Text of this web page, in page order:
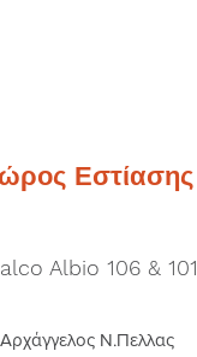
Εστίασης
Albio 106 & 101
Αρχάγγελος Ν.Πελλας